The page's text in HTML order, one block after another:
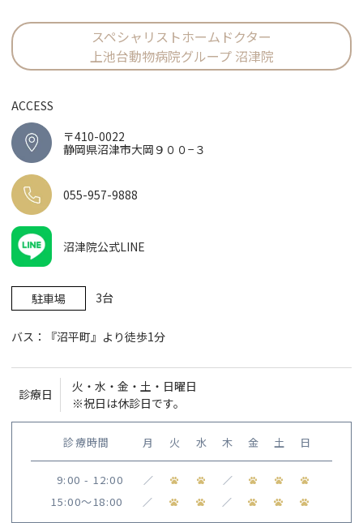
スペシャリストホームドクター
上池台動物病院グループ 沼津院
ACCESS
〒410-0022
静岡県沼津市大岡９００−３
055-957-9888
沼津院公式LINE
駐車場 3台
バス：『沼平町』より徒歩1分
診療日
火・水・金・土・日曜日
※祝日は休診日です。
診療時間 月 火 水 木 金 土 日
9:00 - 12:00 ／ ／
15:00〜18:00 ／ ／